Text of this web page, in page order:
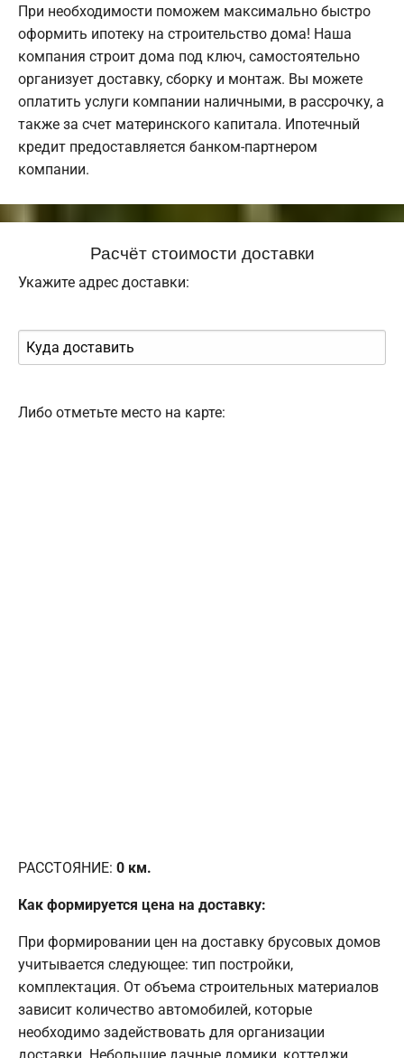
При необходимости поможем максимально быстро
оформить ипотеку на строительство дома! Наша
компания строит дома под ключ, самостоятельно
организует доставку, сборку и монтаж. Вы можете
оплатить услуги компании наличными, в рассрочку, а
также за счет материнского капитала. Ипотечный
кредит предоставляется банком-партнером
компании.
Расчёт стоимости доставки
Укажите адрес доставки:
Либо отметьте место на карте:
РАССТОЯНИЕ: 0 км.
Как формируется цена на доставку:
При формировании цен на доставку брусовых домов
учитывается следующее: тип постройки,
комплектация. От объема строительных материалов
зависит количество автомобилей, которые
необходимо задействовать для организации